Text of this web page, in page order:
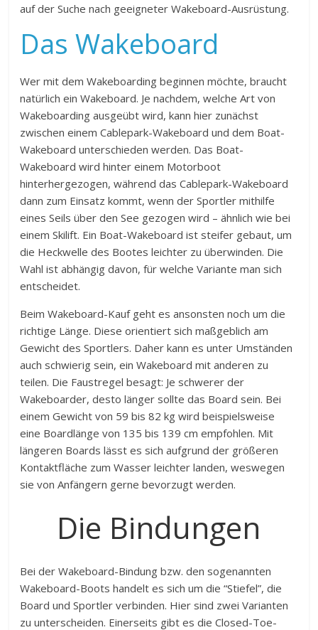
auf der Suche nach geeigneter Wakeboard-Ausrüstung.
Das Wakeboard
Wer mit dem Wakeboarding beginnen möchte, braucht
natürlich ein Wakeboard. Je nachdem, welche Art von
Wakeboarding ausgeübt wird, kann hier zunächst
zwischen einem Cablepark-Wakeboard und dem Boat-
Wakeboard unterschieden werden. Das Boat-
Wakeboard wird hinter einem Motorboot
hinterhergezogen, während das Cablepark-Wakeboard
dann zum Einsatz kommt, wenn der Sportler mithilfe
eines Seils über den See gezogen wird – ähnlich wie bei
einem Skilift. Ein Boat-Wakeboard ist steifer gebaut, um
die Heckwelle des Bootes leichter zu überwinden. Die
Wahl ist abhängig davon, für welche Variante man sich
entscheidet.
Beim Wakeboard-Kauf geht es ansonsten noch um die
richtige Länge. Diese orientiert sich maßgeblich am
Gewicht des Sportlers. Daher kann es unter Umständen
auch schwierig sein, ein Wakeboard mit anderen zu
teilen. Die Faustregel besagt: Je schwerer der
Wakeboarder, desto länger sollte das Board sein. Bei
einem Gewicht von 59 bis 82 kg wird beispielsweise
eine Boardlänge von 135 bis 139 cm empfohlen. Mit
längeren Boards lässt es sich aufgrund der größeren
Kontaktfläche zum Wasser leichter landen, weswegen
sie von Anfängern gerne bevorzugt werden.
Die Bindungen
Bei der Wakeboard-Bindung bzw. den sogenannten
Wakeboard-Boots handelt es sich um die “Stiefel”, die
Board und Sportler verbinden. Hier sind zwei Varianten
zu unterscheiden. Einerseits gibt es die Closed-Toe-